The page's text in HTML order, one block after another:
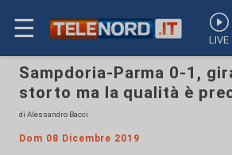
☰ LIVE
Sampdoria-Parma 0-1,
storto ma la qualità è
di Alessandro Bacci
Dom 08 Dicembre 2019